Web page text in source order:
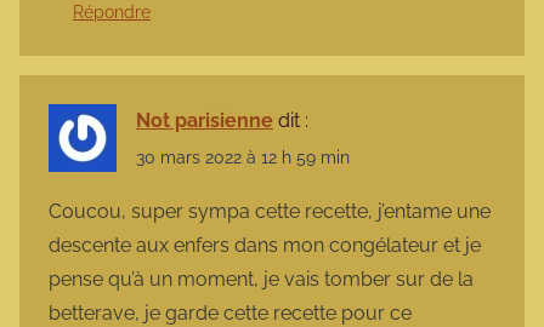
Répondre
Not parisienne dit :
30 mars 2022 à 12 h 59 min
Coucou, super sympa cette recette, j’entame une
descente aux enfers dans mon congélateur et je
pense qu’à un moment, je vais tomber sur de la
betterave, je garde cette recette pour ce